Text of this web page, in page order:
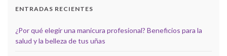
ENTRADAS RECIENTES
¿Por qué elegir una manicura profesional? Beneficios para la
salud y la belleza de tus uñas